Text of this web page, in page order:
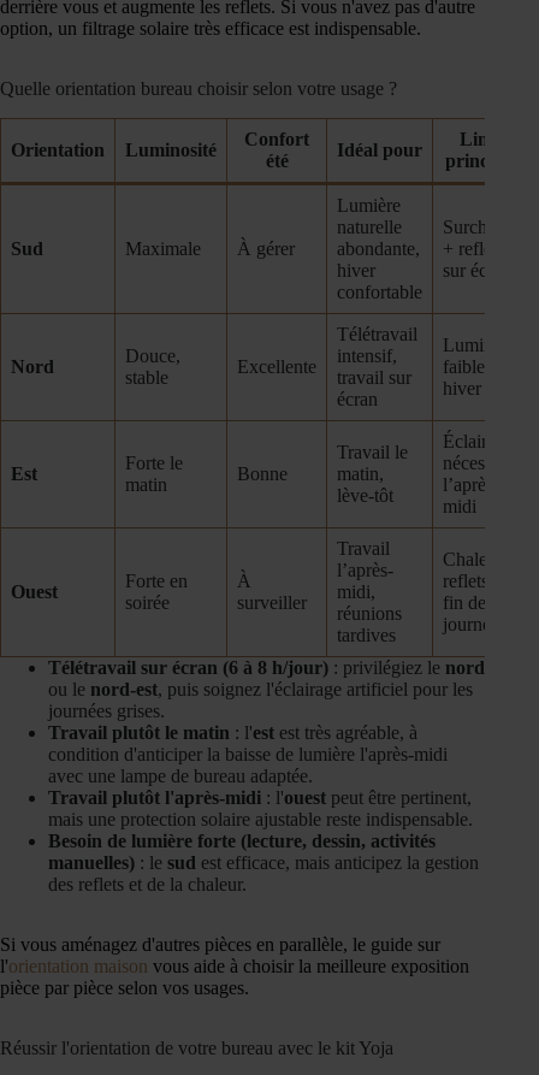
derrière vous et augmente les reflets. Si vous n'avez pas d'autre
option, un filtrage solaire très efficace est indispensable.
Quelle orientation bureau choisir selon votre usage ?
Orientation Luminosité
Confort
été
Idéal pour
Limite
principale
Sud Maximale À gérer
Lumière
naturelle
abondante,
hiver
confortable
Surchauffe
+ reflets
sur écran
Nord
Douce,
stable
Excellente
Télétravail
intensif,
travail sur
écran
Luminosité
faible en
hiver
Est
Forte le
matin
Bonne
Travail le
matin,
lève-tôt
Éclairage
nécessaire
l’après-
midi
Ouest
Forte en
soirée
À
surveiller
Travail
l’après-
midi,
réunions
tardives
Chaleur +
reflets en
fin de
journée
Télétravail sur écran (6 à 8 h/jour) : privilégiez le nord
ou le nord-est, puis soignez l'éclairage artificiel pour les
journées grises.
Travail plutôt le matin : l'est est très agréable, à
condition d'anticiper la baisse de lumière l'après-midi
avec une lampe de bureau adaptée.
Travail plutôt l'après-midi : l'ouest peut être pertinent,
mais une protection solaire ajustable reste indispensable.
Besoin de lumière forte (lecture, dessin, activités
manuelles) : le sud est efficace, mais anticipez la gestion
des reflets et de la chaleur.
Si vous aménagez d'autres pièces en parallèle, le guide sur
l'orientation maison vous aide à choisir la meilleure exposition
pièce par pièce selon vos usages.
Réussir l'orientation de votre bureau avec le kit Yoja